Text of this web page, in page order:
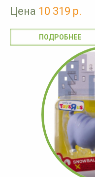
Цена 10 319 р.
ПОДРОБНЕЕ